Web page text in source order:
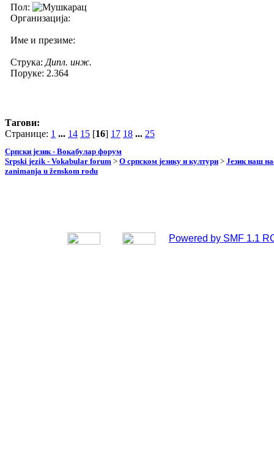
Пол:
Организација:
Име и презиме:
Струка: Дипл. инж.
Поруке: 2.364
Тагови:
Странице: 1 ... 14 15 [16] 17 18 ... 25
Српски језик - Вокабулар форум
Srpski jezik - Vokabular forum > О српском језику и култури > Језик наш
zanimanja u ženskom rodu
Powered by SMF 1.1